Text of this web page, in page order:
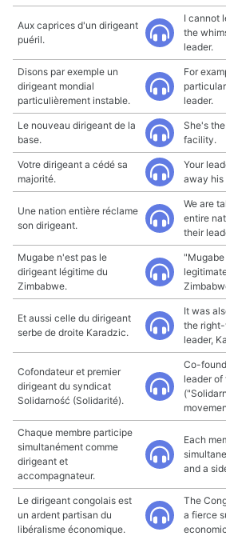
Aux caprices d'un dirigeant
puéril.
I cannot
the
leader.
Disons par exemple un
dirigeant mondial
particulièrement instable.
For
leader.
Le nouveau dirigeant de la
base.
She's
facility.
Votre dirigeant a cédé sa
majorité.
Your
away his
Une nation entière réclame
son dirigeant.
We are
entire
their
Mugabe n'est pas le
dirigeant légitime du
Zimbabwe.
Et aussi celle du dirigeant
serbe de droite Karadzic.
It was
the
leader,
Cofondateur et premier
dirigeant du syndicat
Solidarność (Solidarité).
Co-
leader of
Chaque membre participe
simultanément comme
dirigeant et
accompagnateur.
Each
and a
Le dirigeant congolais est
un ardent partisan du
libéralisme économique.
The
a fierce